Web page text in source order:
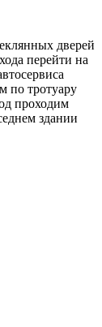
дверей
перейти на
по тротуару
проходим
здании